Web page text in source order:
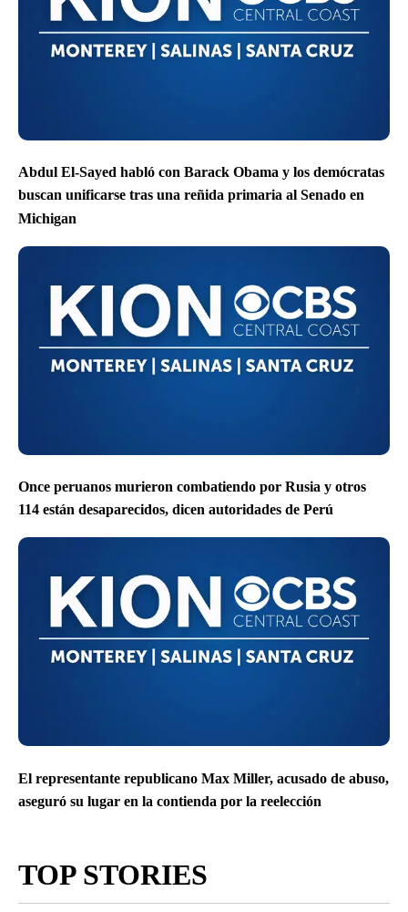
Abdul El-Sayed habló con Barack Obama y los demócratas
buscan unificarse tras una reñida primaria al Senado en
Michigan
Once peruanos murieron combatiendo por Rusia y otros
114 están desaparecidos, dicen autoridades de Perú
El representante republicano Max Miller, acusado de abuso,
aseguró su lugar en la contienda por la reelección
TOP STORIES